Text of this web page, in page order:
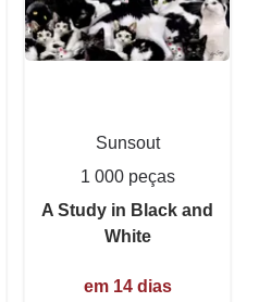
Sunsout
1 000 peças
A Study in Black and
White
em 14 dias